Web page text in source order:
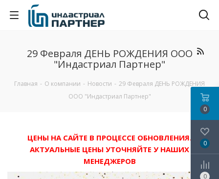
29 Февраля ДЕНЬ РОЖДЕНИЯ ООО
"Индастриал Партнер"
Главная - О компании - Новости - 29 Февраля ДЕНЬ РОЖДЕНИЯ
ООО "Индастриал Партнер"
ЦЕНЫ НА САЙТЕ В ПРОЦЕССЕ ОБНОВЛЕНИЯ.
АКТУАЛЬНЫЕ ЦЕНЫ УТОЧНЯЙТЕ У НАШИХ
МЕНЕДЖЕРОВ
0
0
0